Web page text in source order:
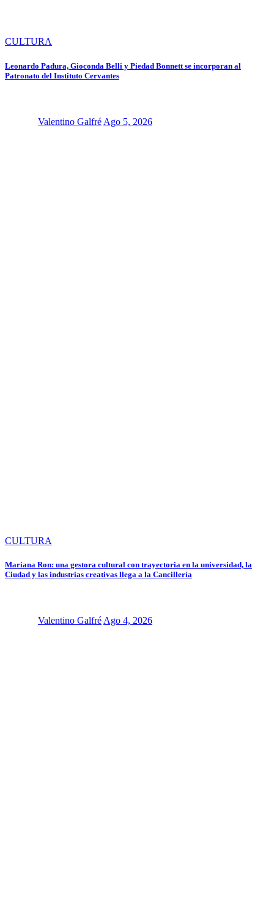
CULTURA
Leonardo Padura, Gioconda Belli y Piedad Bonnett se incorporan al
Patronato del Instituto Cervantes
Valentino Galfré Ago 5, 2026
CULTURA
Mariana Ron: una gestora cultural con trayectoria en la universidad, la
Ciudad y las industrias creativas llega a la Cancillería
Valentino Galfré Ago 4, 2026